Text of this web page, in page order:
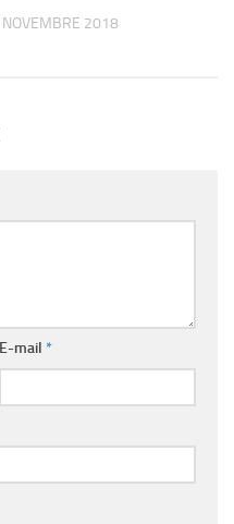
NOVEMBRE 2018
E-mail *